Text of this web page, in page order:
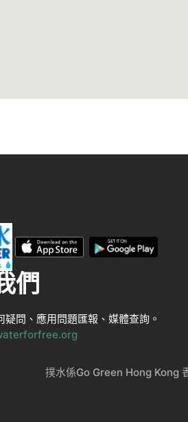
們
疑問、應用問題匯報、媒體查詢。
撲水係Go Green Hong Kong